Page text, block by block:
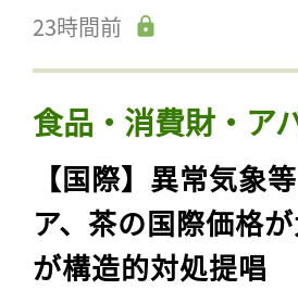
23時間前
食品・消費財・ア
【国際】異常気象
ア、茶の国際価格
が構造的対処提唱